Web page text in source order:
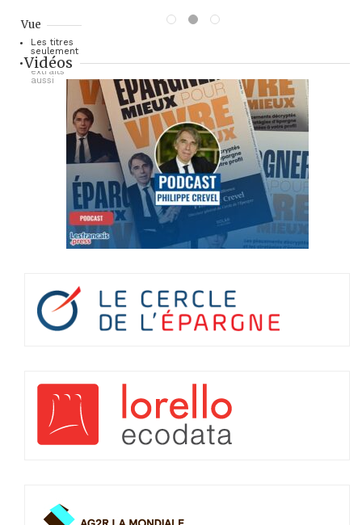
Vue
Les titres
seulement
Les
extraits
aussi
Vidéos